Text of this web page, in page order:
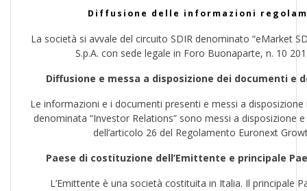
Diffusione delle informazioni
La società si avvale del circuito SDIR denominato “eMarket
S.p.A. con sede legale in Foro Buonaparte, n. 10
Diffusione e messa a disposizione dei documenti e
Le informazioni e i documenti presenti e messi a
denominata “Investor Relations” sono messi a disposizione
dell’articolo 26 del Regolamento Euronext
Paese di costituzione dell’Emittente e principale
L’Emittente è una società costituita in Italia. Il principale